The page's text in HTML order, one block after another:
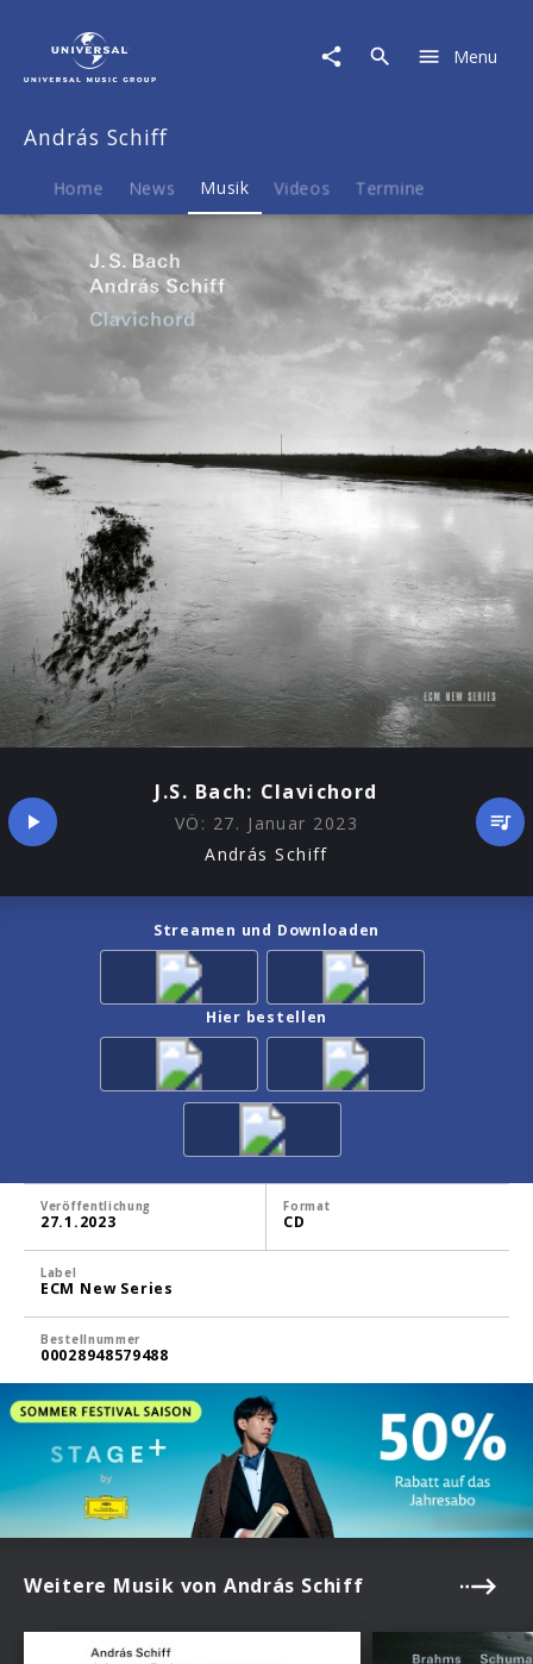
Musik
J.S.
Clavichord
Menu
András Schiff
Home News Musik Videos Termine
J.S. Bach: Clavichord
VÖ: 27. Januar 2023
András Schiff
Streamen und Downloaden
Hier bestellen
Veröffentlichung
27.1.2023
Format
CD
Label
ECM New Series
Bestellnummer
00028948579488
Weitere Musik von András Schiff